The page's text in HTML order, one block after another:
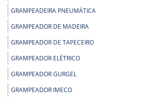
GRAMPEADEIRA PNEUMÁTICA
GRAMPEADOR DE MADEIRA
GRAMPEADOR DE TAPECEIRO
GRAMPEADOR ELÉTRICO
GRAMPEADOR GURGEL
GRAMPEADOR IMECO